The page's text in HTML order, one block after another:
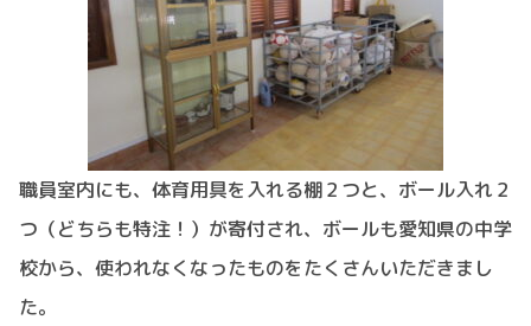
職員室内にも、体育用具を入れる棚２つと、ボール入れ２
つ（どちらも特注！）が寄付され、ボールも愛知県の中学
校から、使われなくなったものをたくさんいただきまし
た。